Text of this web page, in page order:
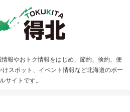
報やおトク情報をはじめ、節約、倹約、便
スポット、イベント情報など北海道のポー
サイトです。